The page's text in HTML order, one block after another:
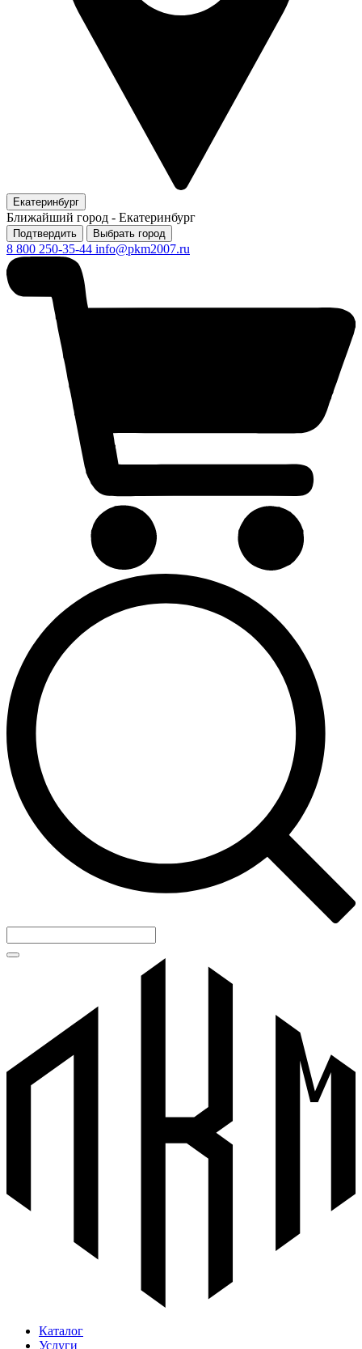
Екатеринбург
Ближайший город - Екатеринбург
Подтвердить Выбрать город
8 800 250-35-44 info@pkm2007.ru
Каталог
Услуги